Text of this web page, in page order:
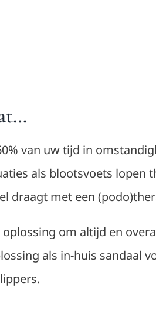
van uw tijd in
als blootsvoets lopen
draagt met een
om altijd en
als in-huis sandaal